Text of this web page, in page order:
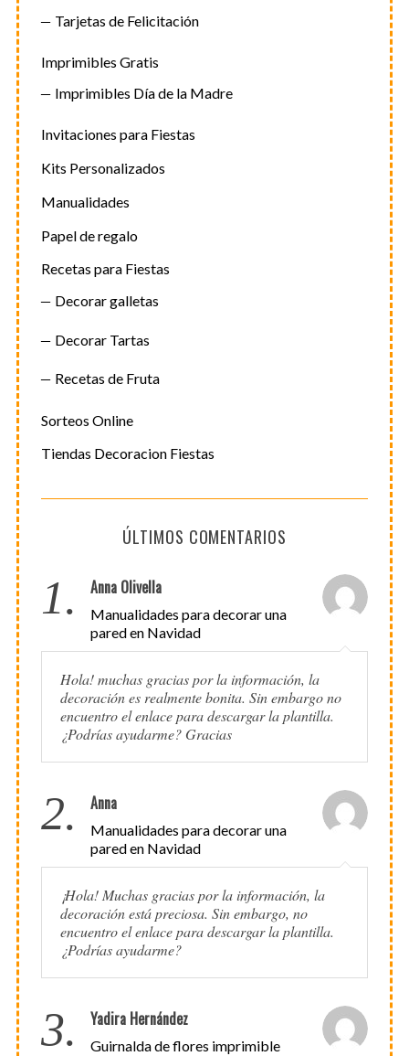
Tarjetas de Felicitación
Imprimibles Gratis
Imprimibles Día de la Madre
Invitaciones para Fiestas
Kits Personalizados
Manualidades
Papel de regalo
Recetas para Fiestas
Decorar galletas
Decorar Tartas
Recetas de Fruta
Sorteos Online
Tiendas Decoracion Fiestas
ÚLTIMOS COMENTARIOS
1. Anna Olivella
Manualidades para decorar una
pared en Navidad
Hola! muchas gracias por la información, la
decoración es realmente bonita. Sin embargo no
encuentro el enlace para descargar la plantilla.
¿Podrías ayudarme? Gracias
2. Anna
Manualidades para decorar una
pared en Navidad
¡Hola! Muchas gracias por la información, la
decoración está preciosa. Sin embargo, no
encuentro el enlace para descargar la plantilla.
¿Podrías ayudarme?
3. Yadira Hernández
Guirnalda de flores imprimible